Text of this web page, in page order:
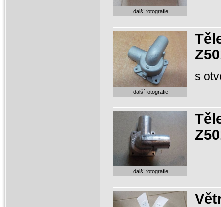
další fotografie
další fotografie
s
další fotografie